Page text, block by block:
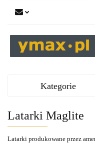
Kategorie
Latarki Maglite
Latarki produkowane przez